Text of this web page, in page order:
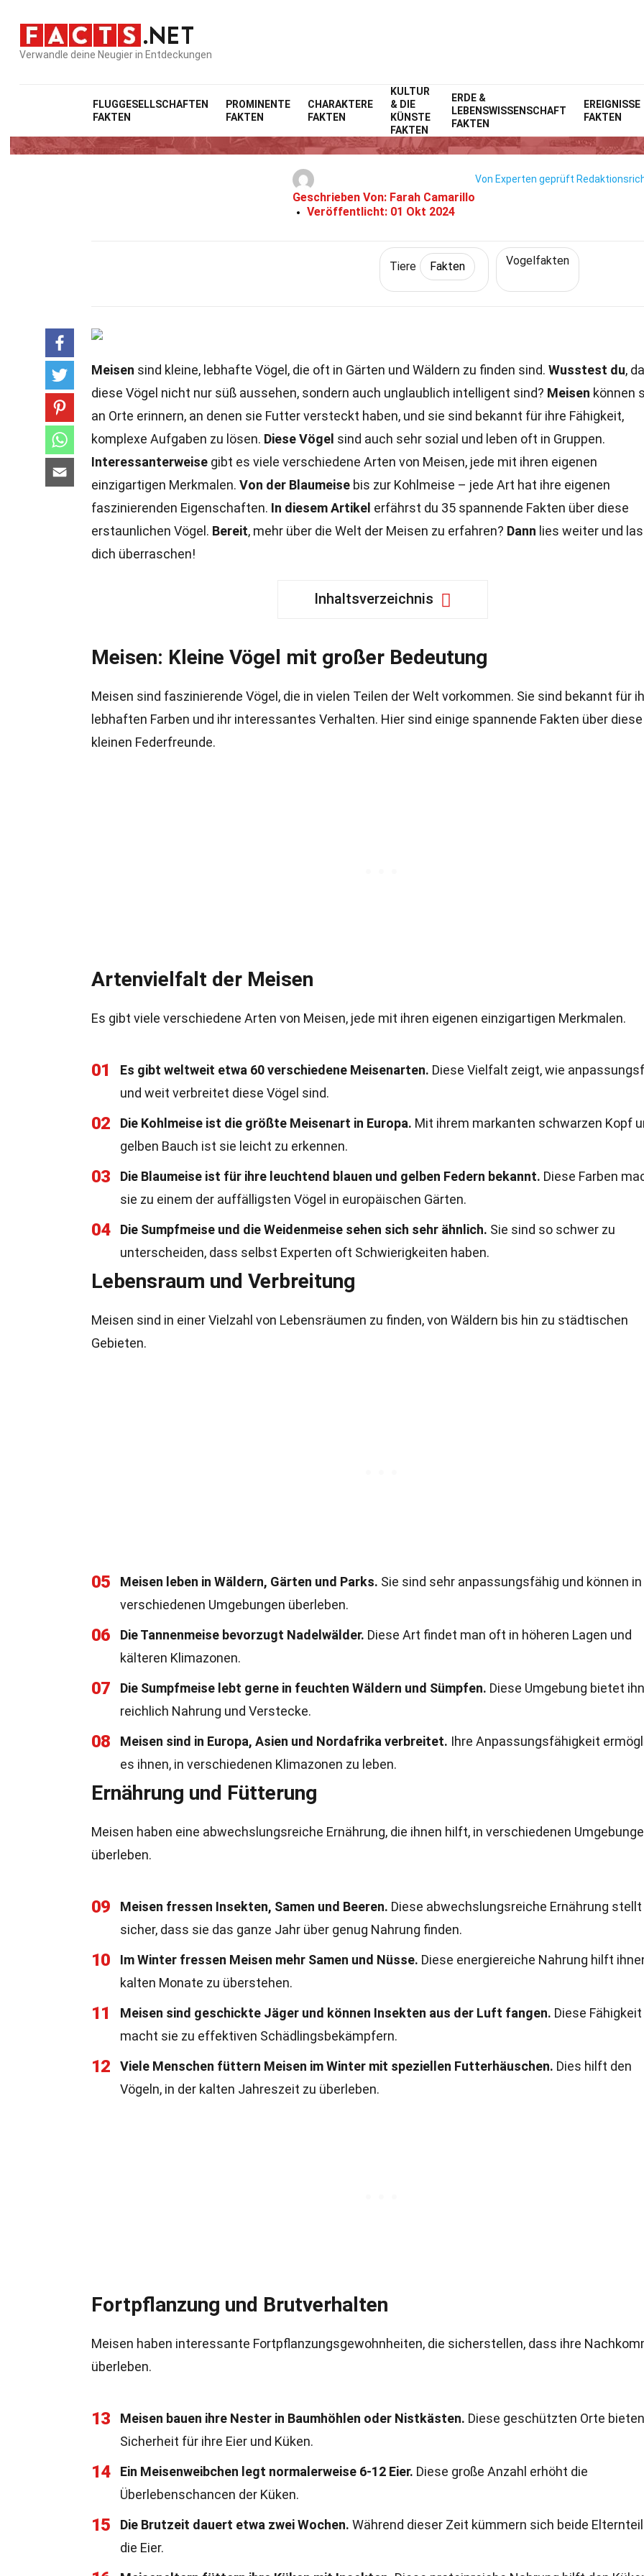
Verwandle deine Neugier in Entdeckungen
FLUGGESELLSCHAFTEN
FAKTEN
PROMINENTE
FAKTEN
CHARAKTERE
FAKTEN
KULTUR
& DIE
KÜNSTE
FAKTEN
ERDE &
LEBENSWISSENSCHAFT
FAKTEN
EREIGNISSE
FAKTEN
Home Natur Fakten
35 Fakten Über Meise
Geschrieben Von: Farah Camarillo
Veröffentlicht: 01 Okt 2024
Von Experten geprüft
Tiere Fakten Vogelfakten
Meisen sind kleine, lebhafte Vögel, die oft in Gärten und Wäldern zu finden sind. Wusstest du,
diese Vögel nicht nur süß aussehen, sondern auch unglaublich intelligent sind? Meisen können
an Orte erinnern, an denen sie Futter versteckt haben, und sie sind bekannt für ihre Fähigkeit,
komplexe Aufgaben zu lösen. Diese Vögel sind auch sehr sozial und leben oft in Gruppen.
Interessanterweise gibt es viele verschiedene Arten von Meisen, jede mit ihren eigenen
einzigartigen Merkmalen. Von der Blaumeise bis zur Kohlmeise – jede Art hat ihre eigenen
faszinierenden Eigenschaften. In diesem Artikel erfährst du 35 spannende Fakten über diese
erstaunlichen Vögel. Bereit, mehr über die Welt der Meisen zu erfahren? Dann lies weiter und
dich überraschen!
Inhaltsverzeichnis
Meisen: Kleine Vögel mit großer Bedeutung
Meisen sind faszinierende Vögel, die in vielen Teilen der Welt vorkommen. Sie sind bekannt für
lebhaften Farben und ihr interessantes Verhalten. Hier sind einige spannende Fakten über diese
kleinen Federfreunde.
Artenvielfalt der Meisen
Es gibt viele verschiedene Arten von Meisen, jede mit ihren eigenen einzigartigen Merkmalen.
01 Es gibt weltweit etwa 60 verschiedene Meisenarten. Diese Vielfalt zeigt, wie
und weit verbreitet diese Vögel sind.
02 Die Kohlmeise ist die größte Meisenart in Europa. Mit ihrem markanten schwarzen Kopf
gelben Bauch ist sie leicht zu erkennen.
03 Die Blaumeise ist für ihre leuchtend blauen und gelben Federn bekannt. Diese Farben
sie zu einem der auffälligsten Vögel in europäischen Gärten.
04 Die Sumpfmeise und die Weidenmeise sehen sich sehr ähnlich. Sie sind so schwer zu
unterscheiden, dass selbst Experten oft Schwierigkeiten haben.
Lebensraum und Verbreitung
Meisen sind in einer Vielzahl von Lebensräumen zu finden, von Wäldern bis hin zu städtischen
Gebieten.
05 Meisen leben in Wäldern, Gärten und Parks. Sie sind sehr anpassungsfähig und können in
verschiedenen Umgebungen überleben.
06 Die Tannenmeise bevorzugt Nadelwälder. Diese Art findet man oft in höheren Lagen und
kälteren Klimazonen.
07 Die Sumpfmeise lebt gerne in feuchten Wäldern und Sümpfen. Diese Umgebung bietet
reichlich Nahrung und Verstecke.
08 Meisen sind in Europa, Asien und Nordafrika verbreitet. Ihre Anpassungsfähigkeit
es ihnen, in verschiedenen Klimazonen zu leben.
Ernährung und Fütterung
Meisen haben eine abwechslungsreiche Ernährung, die ihnen hilft, in verschiedenen
überleben.
09 Meisen fressen Insekten, Samen und Beeren. Diese abwechslungsreiche Ernährung stellt
sicher, dass sie das ganze Jahr über genug Nahrung finden.
10 Im Winter fressen Meisen mehr Samen und Nüsse. Diese energiereiche Nahrung hilft
kalten Monate zu überstehen.
11 Meisen sind geschickte Jäger und können Insekten aus der Luft fangen. Diese Fähigkeit
macht sie zu effektiven Schädlingsbekämpfern.
12 Viele Menschen füttern Meisen im Winter mit speziellen Futterhäuschen. Dies hilft den
Vögeln, in der kalten Jahreszeit zu überleben.
Fortpflanzung und Brutverhalten
Meisen haben interessante Fortpflanzungsgewohnheiten, die sicherstellen, dass ihre
überleben.
13 Meisen bauen ihre Nester in Baumhöhlen oder Nistkästen. Diese geschützten Orte bieten
Sicherheit für ihre Eier und Küken.
14 Ein Meisenweibchen legt normalerweise 6-12 Eier. Diese große Anzahl erhöht die
Überlebenschancen der Küken.
15 Die Brutzeit dauert etwa zwei Wochen. Während dieser Zeit kümmern sich beide
die Eier.